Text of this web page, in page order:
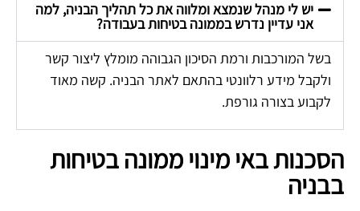
יש לי מנהל שנמצא ומלווה את כל תהליך הבניה, למה
אני עדיין נדרש בממונה בטיחות בעבודה?
בשל המורכבות ורמת הסיכון הגבוהה מומלץ ליצור קשר
ולקבל מידע רלוונטי בהתאם לאתר הבניה. קשה מאוד
לקבוע בצורה גורפת.
הסכנות באי מינוי ממונה בטיחות
בבניה